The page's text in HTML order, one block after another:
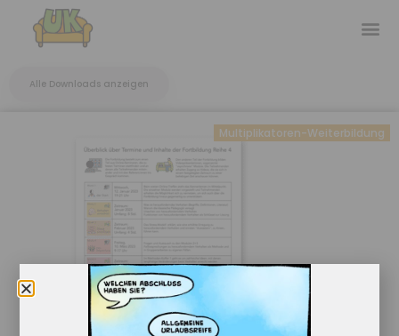
Alle Downloads anzeigen
Multiplikatoren-Weiterbildung